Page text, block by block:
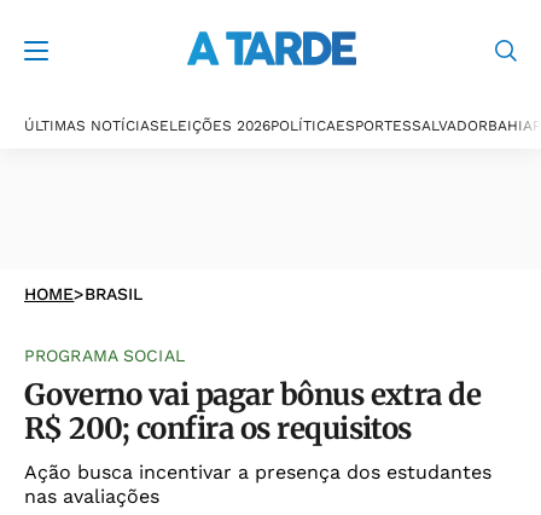
ÚLTIMAS NOTÍCIASELEIÇÕES 2026POLÍTICAESPORTESSALVADORBAHIA
HOME>BRASIL
PROGRAMA SOCIAL
Governo vai pagar bônus extra de
R$ 200; confira os requisitos
Ação busca incentivar a presença dos estudantes
nas avaliações